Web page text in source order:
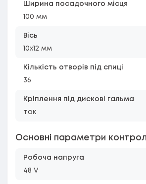
Ширина посадочного місця
100 мм
Вісь
10х12 мм
Кількість отворів під спиці
36
Кріплення під дискові гальма
так
Основні параметри
Робоча напруга
48 V